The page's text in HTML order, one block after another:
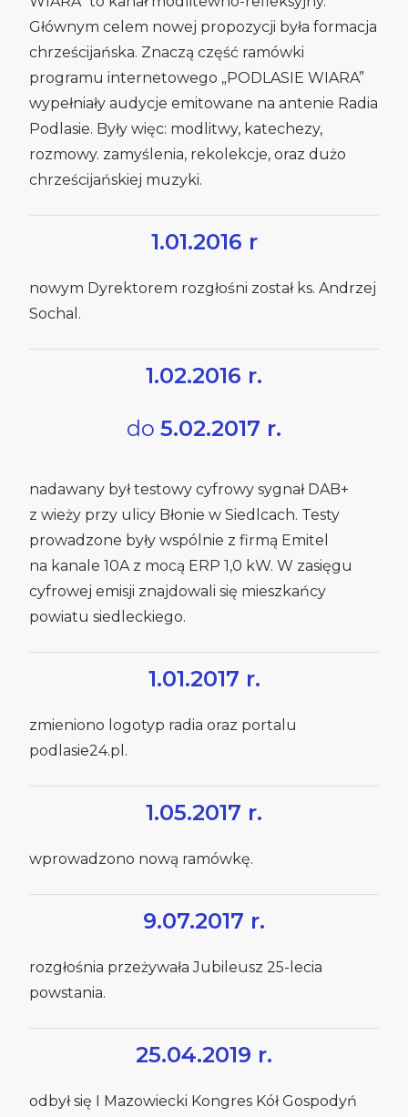
Głównym celem nowej propozycji była formacja
chrześcijańska. Znaczą część ramówki
programu internetowego „PODLASIE WIARA”
wypełniały audycje emitowane na antenie Radia
Podlasie. Były więc: modlitwy, katechezy,
rozmowy. zamyślenia, rekolekcje, oraz dużo
chrześcijańskiej muzyki.
1.01.2016 r
nowym Dyrektorem rozgłośni został ks. Andrzej
Sochal.
1.02.2016 r.
do 5.02.2017 r.
nadawany był testowy cyfrowy sygnał DAB+
z wieży przy ulicy Błonie w Siedlcach. Testy
prowadzone były wspólnie z firmą Emitel
na kanale 10A z mocą ERP 1,0 kW. W zasięgu
cyfrowej emisji znajdowali się mieszkańcy
powiatu siedleckiego.
1.01.2017 r.
zmieniono logotyp radia oraz portalu
podlasie24.pl.
1.05.2017 r.
wprowadzono nową ramówkę.
9.07.2017 r.
rozgłośnia przeżywała Jubileusz 25-lecia
powstania.
25.04.2019 r.
odbył się I Mazowiecki Kongres Kół Gospodyń